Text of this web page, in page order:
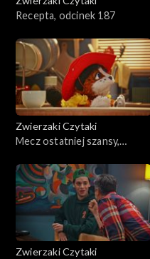
Recepta, odcinek 187
Zwierzaki Czytaki
Mecz ostatniej szansy,
Zwierzaki Czytaki